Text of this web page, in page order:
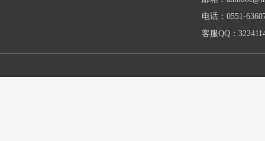
电话：0551-
客服QQ：